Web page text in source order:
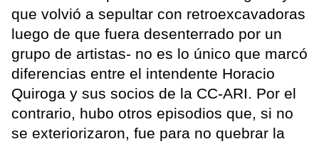
que volvió a sepultar con retroexcavadoras
luego de que fuera desenterrado por un
grupo de artistas- no es lo único que marcó
diferencias entre el intendente Horacio
Quiroga y sus socios de la CC-ARI. Por el
contrario, hubo otros episodios que, si no
se exteriorizaron, fue para no quebrar la